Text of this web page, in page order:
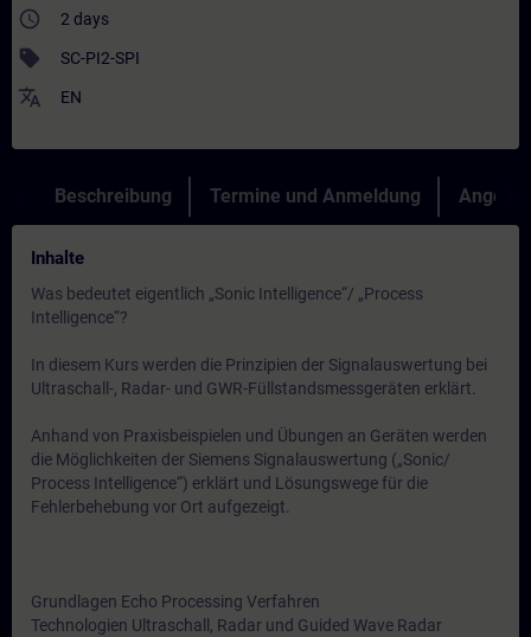
access_time 2 days
sell SC-PI2-SPI
translate EN
Beschreibung Termine und Anmeldung Angebot
Inhalte
Was bedeutet eigentlich „Sonic Intelligence“/ „Process
Intelligence“?
In diesem Kurs werden die Prinzipien der Signalauswertung bei
Ultraschall-, Radar- und GWR-Füllstandsmessgeräten erklärt.
Anhand von Praxisbeispielen und Übungen an Geräten werden
die Möglichkeiten der Siemens Signalauswertung („Sonic/
Process Intelligence“) erklärt und Lösungswege für die
Fehlerbehebung vor Ort aufgezeigt.
Grundlagen Echo Processing Verfahren
Technologien Ultraschall, Radar und Guided Wave Radar